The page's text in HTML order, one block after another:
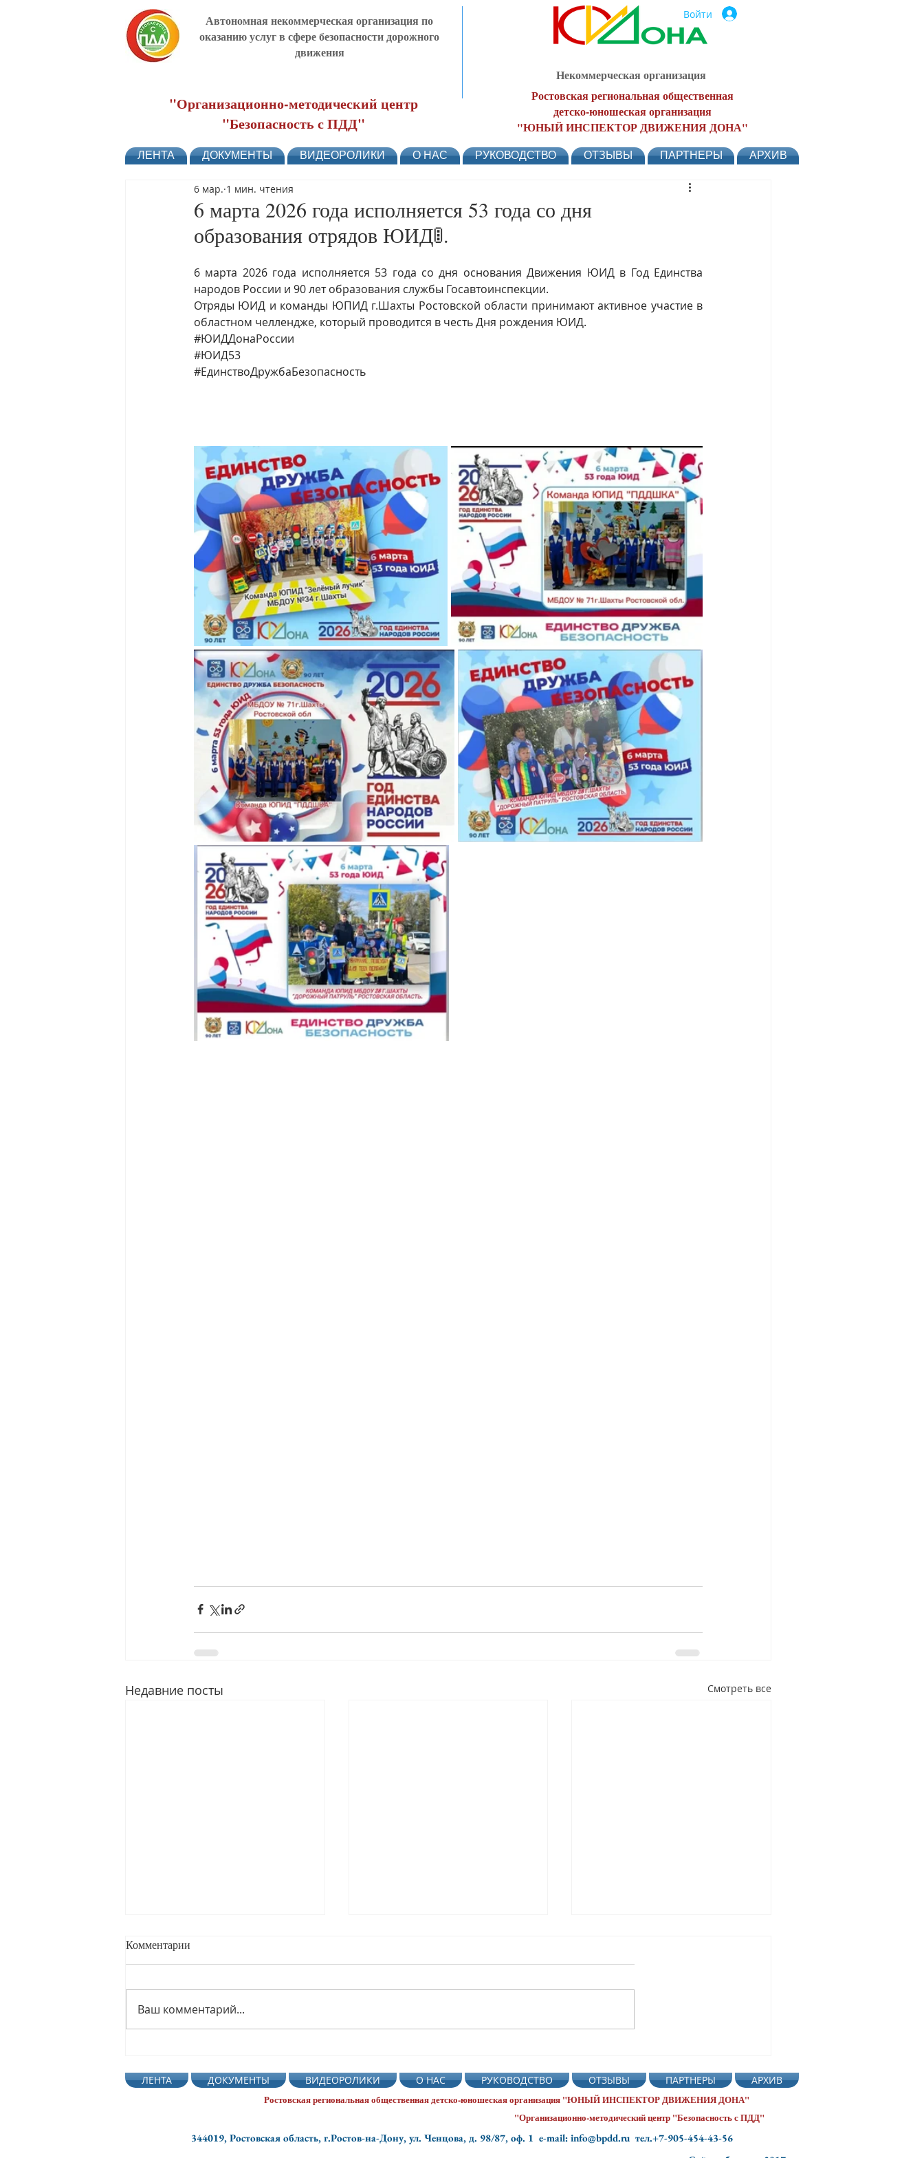
Автономная некоммерческая организация по
оказанию услуг в сфере безопасности дорожного
движения
"Организационно-методический центр
"Безопасность с ПДД"
Войти
Некоммерческая организация
Ростовская региональная общественная
детско-юношеская организация
"ЮНЫЙ ИНСПЕКТОР ДВИЖЕНИЯ ДОНА"
ЛЕНТА ДОКУМЕНТЫ ВИДЕОРОЛИКИ О НАС РУКОВОДСТВО ОТЗЫВЫ ПАРТНЕРЫ АРХИВ
6 марта 2026 года исполняется 53 года со дня
образования отрядов ЮИД🚦.
6 мар. 1 мин. чтения
6 марта 2026 года исполняется 53 года со дня основания Движения ЮИД в Год Единства
народов России и 90 лет образования службы Госавтоинспекции.
Отряды ЮИД и команды ЮПИД г.Шахты Ростовской области принимают активное участие в
областном челлендже, который проводится в честь Дня рождения ЮИД.
#ЮИДДонаРоссии
#ЮИД53
#ЕдинствоДружбаБезопасность
Недавние посты Смотреть все
итоги работы
СтаницаКутейниковская
саду 137 г. Ростова-на-Дону
Комментарии
Ваш комментарий...
ЛЕНТА ДОКУМЕНТЫ ВИДЕОРОЛИКИ О НАС РУКОВОДСТВО ОТЗЫВЫ ПАРТНЕРЫ
АРХИВ
Ростовская региональная общественнаядетско-юношеская организация "ЮНЫЙ ИНСПЕКТОР ДВИЖЕНИЯ ДОНА"
"Организационно-методический центр "Безопасность с ПДД"
344019, Ростовская область, г.Ростов-на-Дону, ул. Ченцова, д. 98/87, оф. 1 e-mail: info@bpdd.ru тел.+7-905-454-43-56